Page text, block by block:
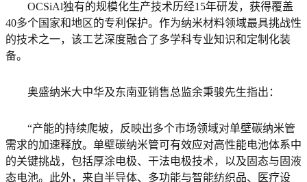
OCSiAl独有的规模化生产技术历经15年研发，获得覆盖
40多个国家和地区的专利保护。作为纳米材料领域最具挑战性
的技术之一，该工艺深度融合了多学科专业知识和定制化装
备。
奥盛纳米大中华及东南亚销售总监余秉骏先生指出：
“产能的持续爬坡，反映出多个市场领域对单壁碳纳米管
需求的加速释放。单壁碳纳米管可有效应对高性能电池体系中
的关键挑战，包括厚涂电极、干法电极技术，以及固态与固液
态电池。此外，来自半导体、多功能与智能纺织品、医疗设